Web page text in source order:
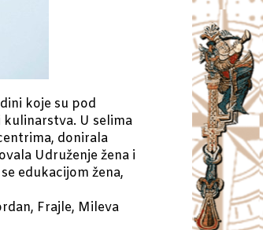
koje su pod
U selima
donirala
Udruženje žena i
edukacijom žena,
Frajle, Mileva